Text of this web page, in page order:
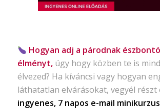
Hogyan adj a párodnak
élményt, úgy hogy közben te is
élvezed? Ha kíváncsi vagy hogyan
láthatatlan elvárásokat, vegyél részt
ingyenes, 7 napos e-mail